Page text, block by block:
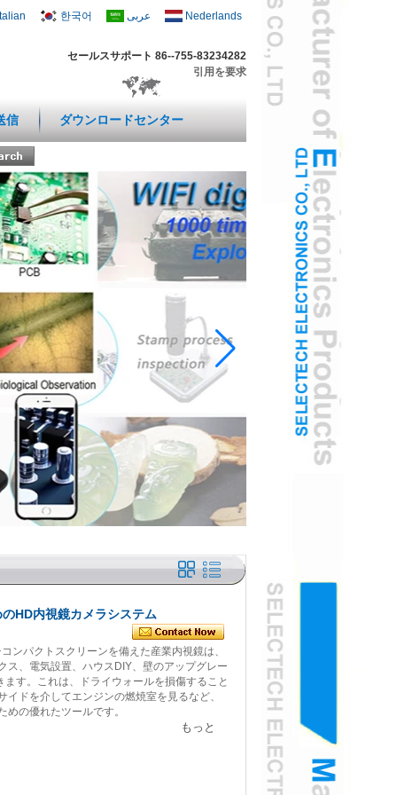
セールスサポート 86--755-83234282
引用を要求
한국어 عربى Nederlands
信 ダウンロードセンター
HD内視鏡カメラシステム
ンパクトスクリーンを備えた産業内視鏡は、
ス、電気設置、ハウスDIY、壁のアップグレー
す。これは、ドライウォールを損傷すること
ドを介してエンジンの燃焼室を見るなど、
の優れたツールです。
もっと